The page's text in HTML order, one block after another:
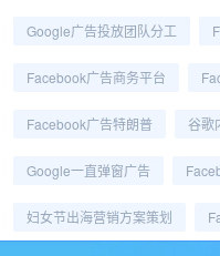
Google广告投放团队分工
Facebook广告商务平台
Facebook广告特朗普 谷歌
Google一直弹窗广告
妇女节出海营销方案策划